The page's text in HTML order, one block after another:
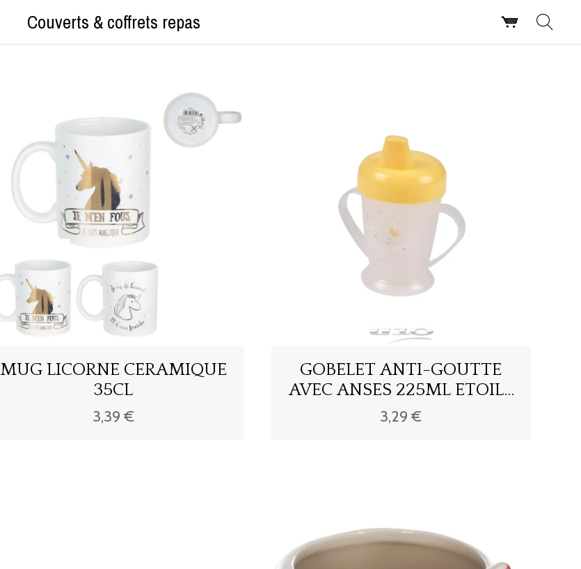
Couverts & coffrets repas
MUG LICORNE CERAMIQUE
35CL
3,39 €
GOBELET ANTI-GOUTTE
AVEC ANSES 225ML ETOILE
ESSEN'CIEL
3,29 €